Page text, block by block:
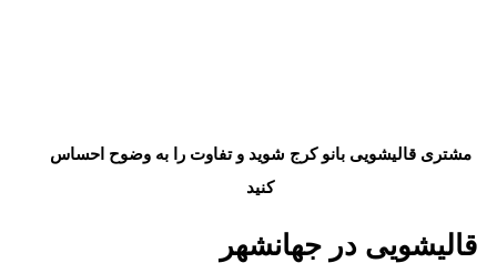
مشتری قالیشویی بانو کرج شوید و تفاوت را به وضوح احساس
کنید
قالیشویی در جهانشهر